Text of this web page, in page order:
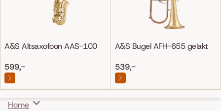
A&S Altsaxofoon AAS-100
599,-
A&S Bugel AFH-655 gelakt
539,-
Home